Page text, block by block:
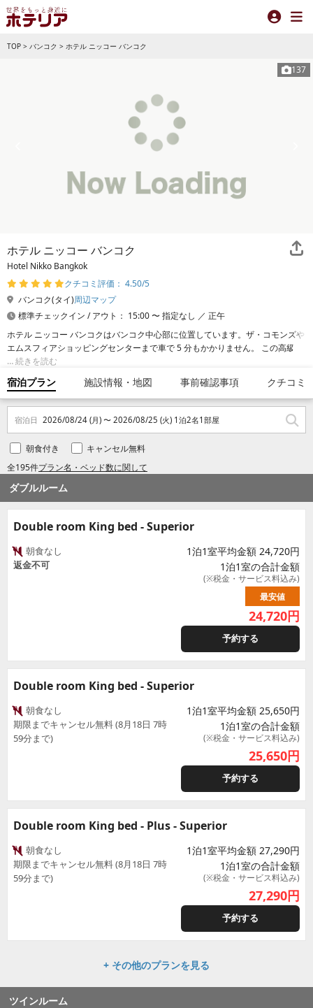
TOP > バンコク > ホテル ニッコー バンコク
137
ホテル ニッコー バンコク
Hotel Nikko Bangkok
クチコミ評価： 4.50/5
バンコク(タイ)周辺マップ
標準チェックイン / アウト： 15:00 〜 指定なし ／ 正午
ホテル ニッコー バンコクはバンコク中心部に位置しています。ザ・コモンズや
エムスフィアショッピングセンターまで車で 5 分もかかりません。 この高級ホ
テルは、ターミナル 21 ショッピングモールまで 4.5 km、バムルンラード病院
まで 4.8 km の場所にあります。
続きを読む
宿泊プラン 施設情報・地図 事前確認事項 クチコミ
宿泊日 2026/08/24 (月) 〜 2026/08/25 (火) 1泊2名1部屋
全195件プラン名・ベッド数に関して
朝食付き キャンセル無料
ダブルルーム
Double room King bed - Superior
朝食なし
返金不可
1泊1室平均金額 24,720円
1泊1室の合計金額
(※税金・サービス料込み)
最安値
24,720円
予約する
Double room King bed - Superior
朝食なし
期限までキャンセル無料 (8月18日 7時
59分まで)
1泊1室平均金額 25,650円
1泊1室の合計金額
(※税金・サービス料込み)
25,650円
予約する
Double room King bed - Plus - Superior
朝食なし
期限までキャンセル無料 (8月18日 7時
59分まで)
1泊1室平均金額 27,290円
1泊1室の合計金額
(※税金・サービス料込み)
27,290円
予約する
+ その他のプランを見る
ツインルーム